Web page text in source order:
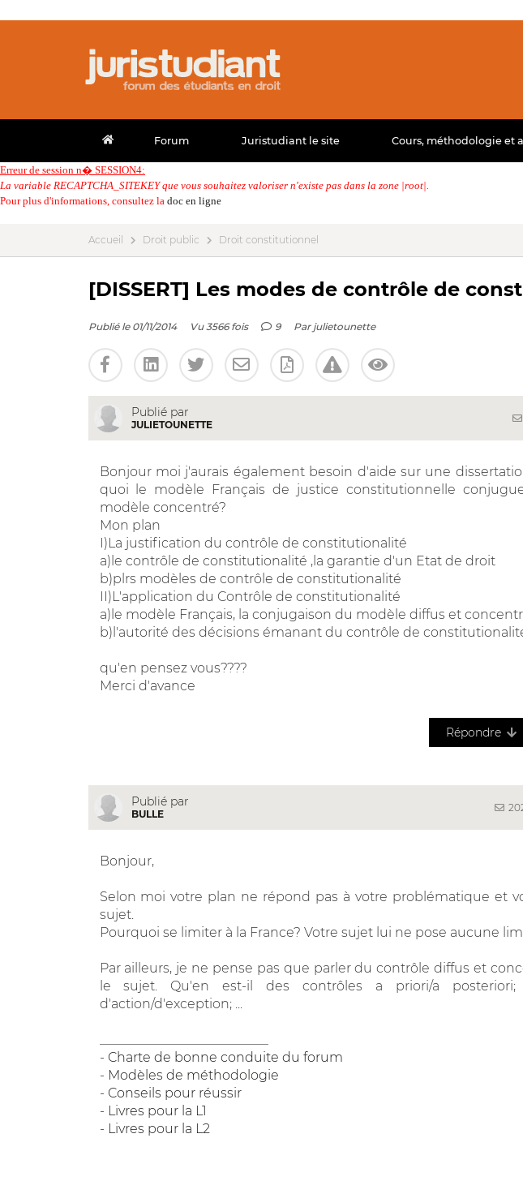
Forum Juristudiant le site Cours, méthodologie et
Erreur de session n� SESSION4:
La variable RECAPTCHA_SITEKEY que vous souhaitez valoriser n'existe pas dans la zone |root|.
Pour plus d'informations, consultez la doc en ligne
Accueil Droit public Droit constitutionnel
[DISSERT] Les modes de contrôle de
Publié le 01/11/2014 Vu 3566 fois 9 Par julietounette
Publié par
JULIETOUNETTE
Bonjour moi j'aurais également besoin d'aide sur une
quoi le modèle Français de justice constitutionnelle
modèle concentré?
Mon plan
I)La justification du contrôle de constitutionalité
a)le contrôle de constitutionalité ,la garantie d'un Etat de droit
b)plrs modèles de contrôle de constitutionalité
II)L'application du Contrôle de constitutionalité
a)le modèle Français, la conjugaison du modèle diffus et
b)l'autorité des décisions émanant du contrôle de
qu'en pensez vous????
Merci d'avance
Répondre
Publié par
BULLE
Bonjour,
Selon moi votre plan ne répond pas à votre problématique et
sujet.
Pourquoi se limiter à la France? Votre sujet lui ne pose aucune
Par ailleurs, je ne pense pas que parler du contrôle diffus et
le sujet. Qu'en est-il des contrôles a priori/a posteriori;
d'action/d'exception; ...
- Charte de bonne conduite du forum
- Modèles de méthodologie
- Conseils pour réussir
- Livres pour la L1
- Livres pour la L2